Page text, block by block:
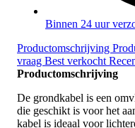
Binnen 24 uur
Productomschrijving
vraag Best verkocht
Productomschrijving
De grondkabel is een
die geschikt is voor het
kabel is ideaal voor